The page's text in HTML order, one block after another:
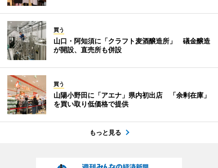
買う
山口・阿知須に「クラフト麦酒醸造所」 礒金醸造
が開設、直売所も併設
買う
山陽小野田に「アエナ」県内初出店 「余剰在庫」
を買い取り低価格で提供
もっと見る